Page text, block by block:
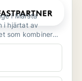
i Märsta
i hjärtat av
som kombinerar